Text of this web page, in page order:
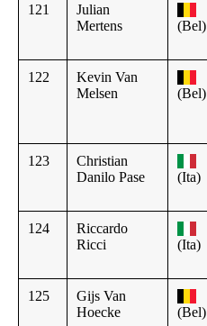
121
Julian
Mertens
(Bel)
122
Kevin Van
Melsen
(Bel)
123
Christian
Danilo Pase
(Ita)
124
Riccardo
Ricci
(Ita)
125
Gijs Van
Hoecke
(Bel)